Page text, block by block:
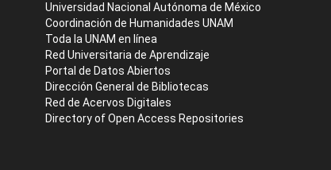
Universidad Nacional Autónoma de México
Coordinación de Humanidades UNAM
Toda la UNAM en línea
Red Universitaria de Aprendizaje
Portal de Datos Abiertos
Dirección General de Bibliotecas
Red de Acervos Digitales
Directory of Open Access Repositories